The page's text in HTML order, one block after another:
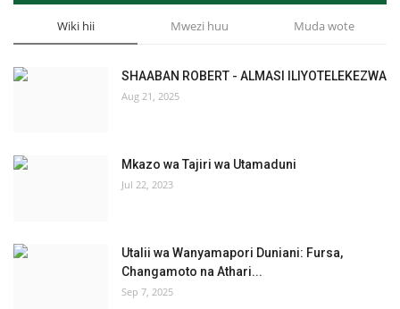
Wiki hii Mwezi huu Muda wote
SHAABAN ROBERT - ALMASI ILIYOTELEKEZWA
Aug 21, 2025
Mkazo wa Tajiri wa Utamaduni
Jul 22, 2023
Utalii wa Wanyamapori Duniani: Fursa,
Changamoto na Athari...
Sep 7, 2025